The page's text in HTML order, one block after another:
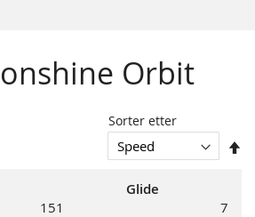
Orbit
15
Glide
1 7
Sorter etter